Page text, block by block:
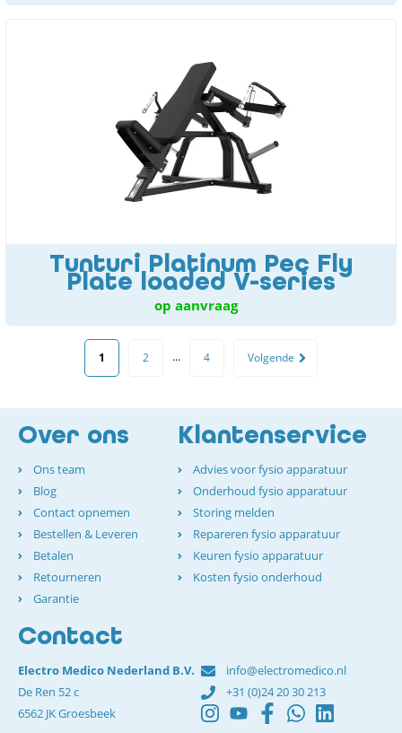
Tunturi Platinum Pec Fly
Plate loaded V-series
op aanvraag
1 2 ... 4 Volgende
Over ons
Ons team
Blog
Contact opnemen
Bestellen & Leveren
Betalen
Retourneren
Garantie
Klantenservice
Advies voor fysio apparatuur
Onderhoud fysio apparatuur
Storing melden
Repareren fysio apparatuur
Keuren fysio apparatuur
Kosten fysio onderhoud
Contact
Electro Medico Nederland B.V.
De Ren 52 c
6562 JK Groesbeek
info@electromedico.nl
+31 (0)24 20 30 213